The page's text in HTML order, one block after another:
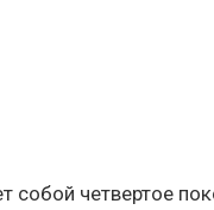
собой четвертое